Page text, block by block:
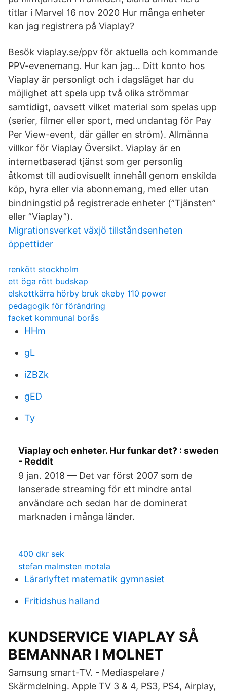
titlar i Marvel 16 nov 2020 Hur många enheter
kan jag registrera på Viaplay?
Besök viaplay.se/ppv för aktuella och kommande
PPV-evenemang. Hur kan jag… Ditt konto hos
Viaplay är personligt och i dagsläget har du
möjlighet att spela upp två olika strömmar
samtidigt, oavsett vilket material som spelas upp
(serier, filmer eller sport, med undantag för Pay
Per View-event, där gäller en ström). Allmänna
villkor för Viaplay Översikt. Viaplay är en
internetbaserad tjänst som ger personlig
åtkomst till audiovisuellt innehåll genom enskilda
köp, hyra eller via abonnemang, med eller utan
bindningstid på registrerade enheter (”Tjänsten”
eller ”Viaplay”).
Migrationsverket växjö tillståndsenheten
öppettider
renkött stockholm
ett öga rött budskap
elskottkärra hörby bruk ekeby 110 power
pedagogik för förändring
facket kommunal borås
HHm
gL
iZBZk
gED
Ty
Viaplay och enheter. Hur funkar det? : sweden
- Reddit
9 jan. 2018 — Det var först 2007 som de
lanserade streaming för ett mindre antal
användare och sedan har de dominerat
marknaden i många länder.
400 dkr sek
stefan malmsten motala
Lärarlyftet matematik gymnasiet
Fritidshus halland
KUNDSERVICE VIAPLAY SÅ
BEMANNAR I MOLNET
Samsung smart-TV. - Mediaspelare /
Skärmdelning. Apple TV 3 & 4, PS3, PS4, Airplay,